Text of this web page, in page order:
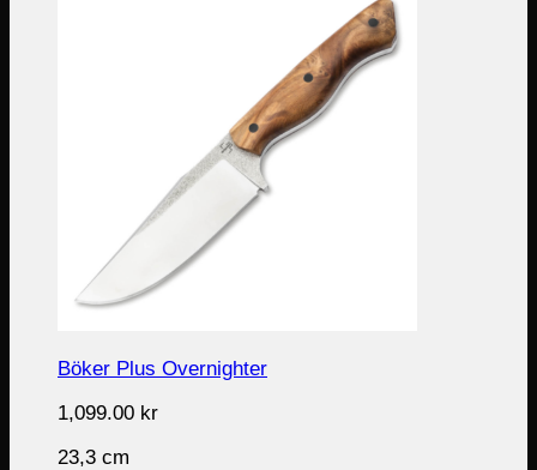
Böker Plus Overnighter
1,099.00 kr
23,3 cm